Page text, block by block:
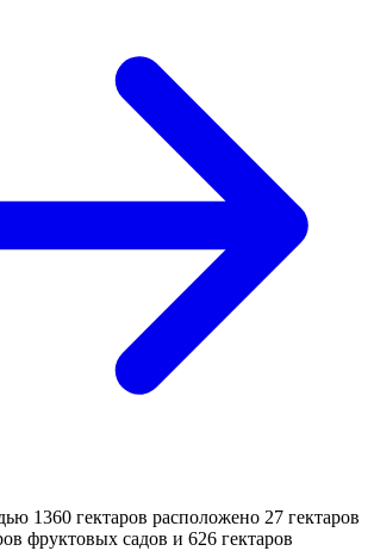
1360 гектаров расположено 27 гектаров
фруктовых садов и 626 гектаров